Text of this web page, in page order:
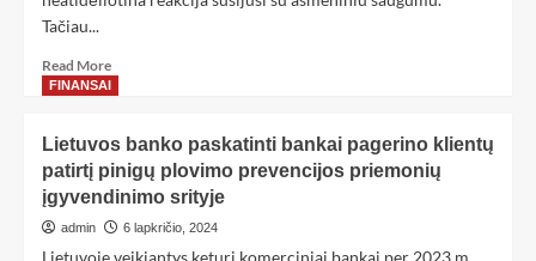
Tačiau...
Read More
FINANSAI
Lietuvos banko paskatinti bankai pagerino klientų
patirtį pinigų plovimo prevencijos priemonių
įgyvendinimo srityje
admin 6 lapkričio, 2024
Lietuvoje veikiantys keturi komerciniai bankai per 2023 m.